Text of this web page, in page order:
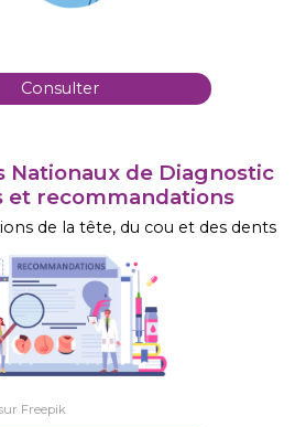
Consulter
Nationaux de Diagnostic
et recommandations
de la tête, du cou et des dents
Freepik